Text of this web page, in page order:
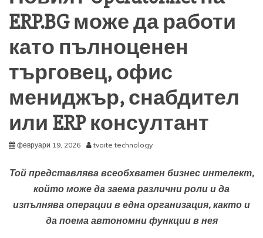
ERP.BG може да работи
като пълноценен
търговец, офис
мениджър, снабдител
или ERP консултант
февруари 19, 2026 tvoite technology
Той представлява всеобхватен бизнес интелект,
който може да заема различни роли и да
изпълнява операции в една организация, както и
да поема автономни функции в нея